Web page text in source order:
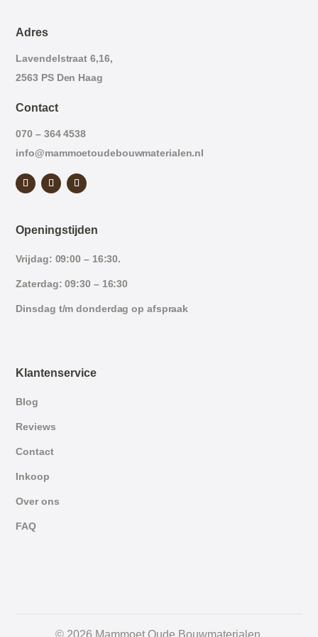
Adres
Lavendelstraat 6,16,
2563 PS Den Haag
Contact
070 – 364 4538
info@mammoetoudebouwmaterialen.nl
Openingstijden
Vrijdag: 09:00 – 16:30.
Zaterdag: 09:30 – 16:30
Dinsdag t/m donderdag op afspraak
Klantenservice
Blog
Reviews
Contact
Inkoop
Over ons
FAQ
© 2026 Mammoet Oude Bouwmaterialen
German